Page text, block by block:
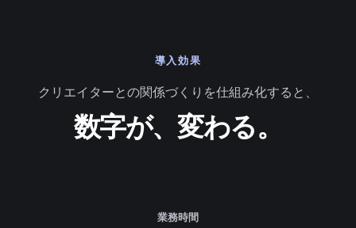
導入効果
クリエイターとの関係づくりを仕組み化すると、
数字が、変わる。
業務時間